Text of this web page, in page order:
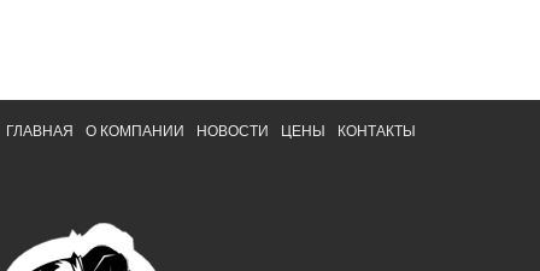
ГЛАВНАЯ О КОМПАНИИ НОВОСТИ ЦЕНЫ КОНТАКТЫ